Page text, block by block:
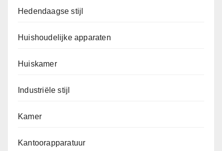
Hedendaagse stijl
Huishoudelijke apparaten
Huiskamer
Industriële stijl
Kamer
Kantoorapparatuur